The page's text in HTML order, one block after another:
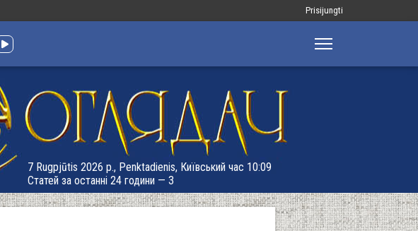
Меню
запису
Prisijungti
7 Rugpjūtis 2026 р., Penktadienis, Київський час 10:09
Статей за останні 24 години — 3